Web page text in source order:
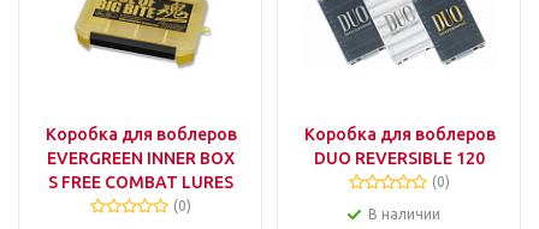
Коробка для воблеров
EVERGREEN INNER BOX
S FREE COMBAT LURES
(0)
Коробка для воблеров
DUO REVERSIBLE 120
(0)
В наличии